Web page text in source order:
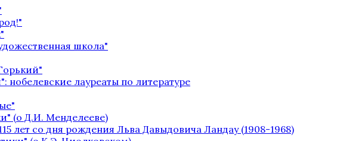
школа"
лауреаты по литературе
(о Д.И. Менделееве)
лет со дня рождения Льва Давыдовича Ландау (1908-1968)